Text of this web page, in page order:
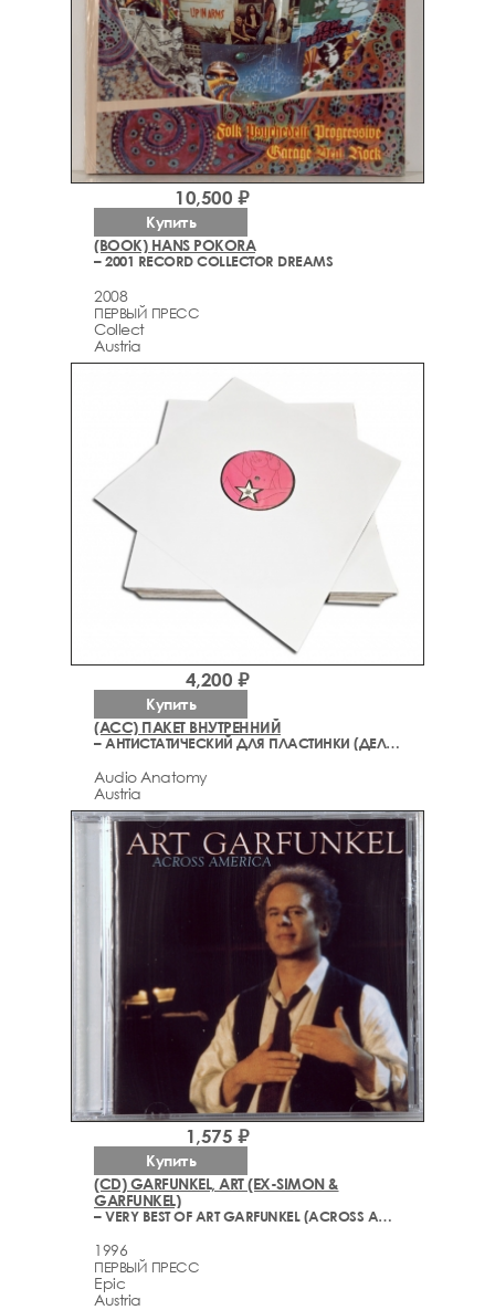
(BOOK) HANS POKORA
– 2001 RECORD COLLECTOR DREAMS
2008
ПЕРВЫЙ ПРЕСС
Collect
Austria
10,500 ₽
Купить
(ACC) ПАКЕТ ВНУТРЕННИЙ
– АНТИСТАТИЧЕСКИЙ ДЛЯ ПЛАСТИНКИ (ДЕЛЮКС)
Audio Anatomy
Austria
4,200 ₽
Купить
(CD) GARFUNKEL, ART (EX-SIMON &
GARFUNKEL)
– VERY BEST OF ART GARFUNKEL (ACROSS AMERICA)
1996
ПЕРВЫЙ ПРЕСС
Epic
Austria
1,575 ₽
Купить